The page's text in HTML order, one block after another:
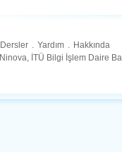
Dersler . Yardım . Hakkında
Ninova, İTÜ Bilgi İşlem Daire